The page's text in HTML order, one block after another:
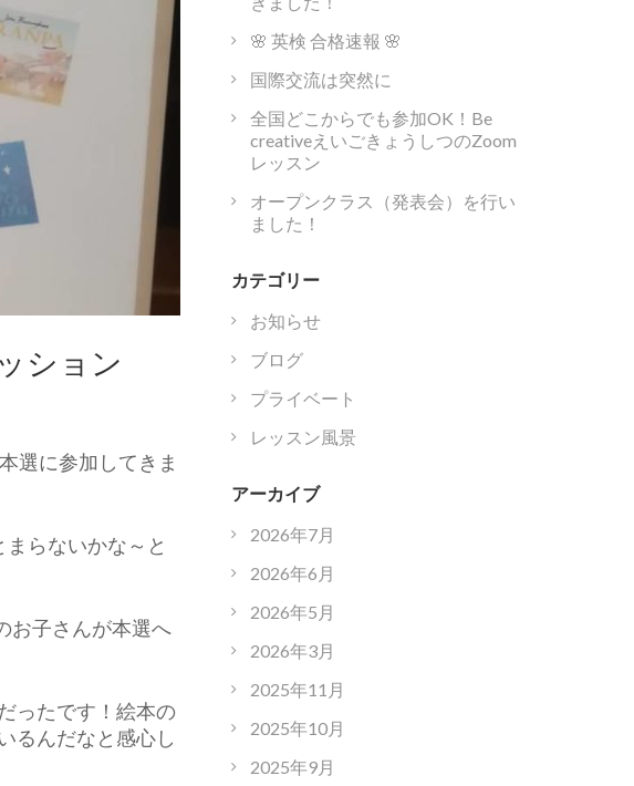
ション
選に参加してきま
らないかな～と
お子さんが本選へ
ったです！絵本の
るんだなと感心し
🌸 英検 合格速報 🌸
国際交流は突然に
全国どこからでも参加OK！Be
creativeえいごきょうしつのZoom
レッスン
オープンクラス（発表会）を行い
ました！
カテゴリー
お知らせ
ブログ
プライベート
レッスン風景
アーカイブ
2026年7月
2026年6月
2026年5月
2026年3月
2025年11月
2025年10月
2025年9月